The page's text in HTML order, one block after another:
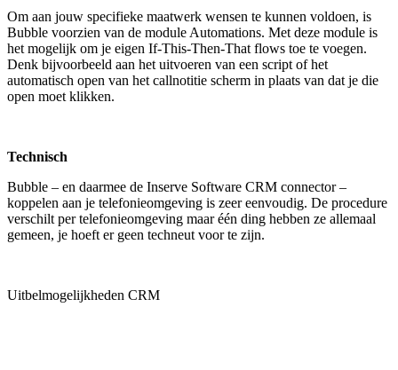
Om aan jouw specifieke maatwerk wensen te kunnen voldoen, is
Bubble voorzien van de module Automations. Met deze module is
het mogelijk om je eigen If-This-Then-That flows toe te voegen.
Denk bijvoorbeeld aan het uitvoeren van een script of het
automatisch open van het callnotitie scherm in plaats van dat je die
open moet klikken.
Technisch
Bubble – en daarmee de Inserve Software CRM connector –
koppelen aan je telefonieomgeving is zeer eenvoudig. De procedure
verschilt per telefonieomgeving maar één ding hebben ze allemaal
gemeen, je hoeft er geen techneut voor te zijn.
Uitbelmogelijkheden CRM